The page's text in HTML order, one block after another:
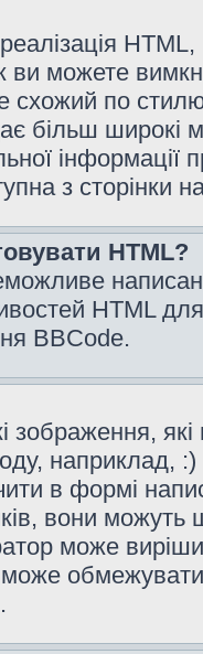
ви можете
схожий по
більш
інформації
з сторінки
HTML?
HTML
BBCode.
які
наприклад,
в формі
вони
може
обмежувати